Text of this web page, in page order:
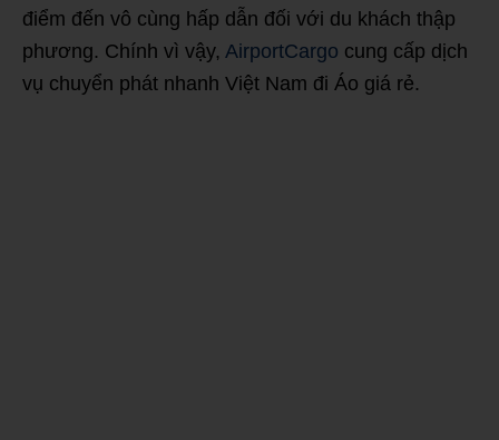
điểm đến vô cùng hấp dẫn đối với du khách thập
phương. Chính vì vậy, AirportCargo cung cấp dịch
vụ chuyển phát nhanh Việt Nam đi Áo giá rẻ.